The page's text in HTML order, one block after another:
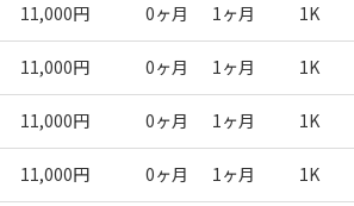
11,000円 0ヶ月 1ヶ月 1K
11,000円 0ヶ月 1ヶ月 1K
11,000円 0ヶ月 1ヶ月 1K
11,000円 0ヶ月 1ヶ月 1K